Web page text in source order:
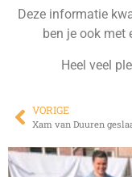
Deze informatie
ben je ook met
Heel veel
VORIGE
Xam van Duuren